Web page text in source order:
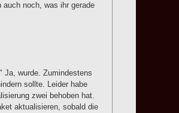
auch noch, was ihr gerade
Ja, wurde. Zumindestens
sollte. Leider habe
zwei behoben hat.
aktualisieren, sobald die